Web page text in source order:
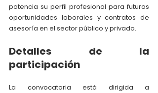
potencia su perfil profesional para futuras
oportunidades laborales y contratos de
asesoría en el sector público y privado.
Detalles de la
participación
La convocatoria está dirigida a